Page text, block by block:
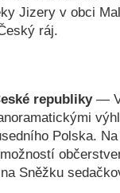
Jizery v obci
ráj.
republiky—
Polska.
Sněžku